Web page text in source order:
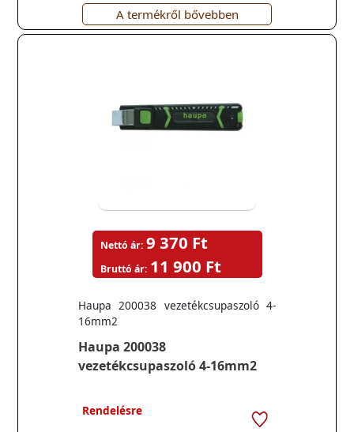
A termékről bővebben
Haupa 200038
vezetékcsupaszoló 4-16mm2
Haupa 200038 vezetékcsupaszoló 4-
16mm2
Nettó ár: 9 370 Ft
Bruttó ár: 11 900 Ft
Rendelésre